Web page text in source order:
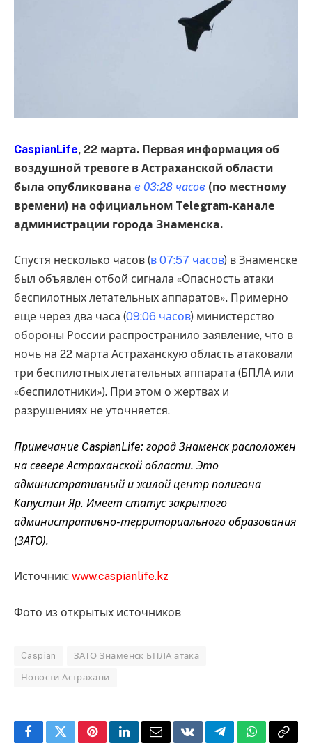
CaspianLife, 22 марта. Первая информация об
воздушной тревоге в Астраханской области
была опубликована в 03:28 часов (по местному
времени) на официальном Telegram-канале
администрации города Знаменска.
Спустя несколько часов (в 07:57 часов) в Знаменске
был объявлен отбой сигнала «Опасность атаки
беспилотных летательных аппаратов». Примерно
еще через два часа (09:06 часов) министерство
обороны России распространило заявление, что в
ночь на 22 марта Астраханскую область атаковали
три беспилотных летательных аппарата (БПЛА или
«беспилотники»). При этом о жертвах и
разрушениях не уточняется.
Примечание CaspianLife: город Знаменск расположен
на севере Астраханской области. Это
административный и жилой центр полигона
Капустин Яр. Имеет статус закрытого
административно-территориального образования
(ЗАТО).
Источник: www.caspianlife.kz
Фото из открытых источников
Caspian ЗАТО Знаменск БПЛА атака
Новости Астрахани
FacebookTwitterPinterestLinkedInEmailVKontakteTelegramWhatsApp
Copy